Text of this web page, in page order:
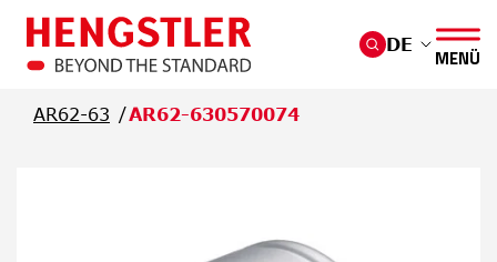
Überspringen Sie zum Hauptmenü
DE
MENÜ
AR62-63 AR62-630570074